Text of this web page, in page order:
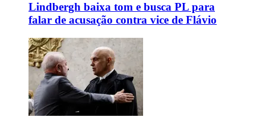
Lindbergh baixa tom e busca PL para
falar de acusação contra vice de Flávio